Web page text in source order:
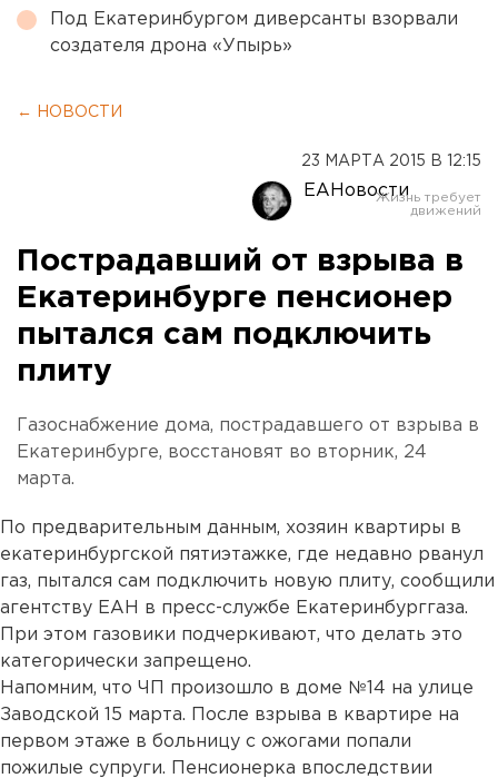
Под Екатеринбургом диверсанты взорвали
создателя дрона «Упырь»
← НОВОСТИ
23 МАРТА 2015 В 12:15
ЕАНовости
Пострадавший от взрыва в
Екатеринбурге пенсионер
пытался сам подключить
плиту
Газоснабжение дома, пострадавшего от взрыва в
Екатеринбурге, восстановят во вторник, 24
марта.
По предварительным данным, хозяин квартиры в
екатеринбургской пятиэтажке, где недавно рванул
газ, пытался сам подключить новую плиту, сообщили
агентству ЕАН в пресс-службе Екатеринбурггаза.
При этом газовики подчеркивают, что делать это
категорически запрещено.
Напомним, что ЧП произошло в доме №14 на улице
Заводской 15 марта. После взрыва в квартире на
первом этаже в больницу с ожогами попали
пожилые супруги. Пенсионерка впоследствии